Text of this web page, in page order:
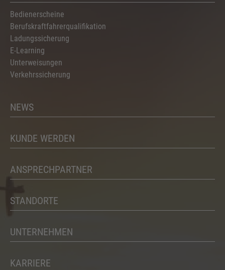
Bedienerscheine
Berufskraftfahrerqualifikation
Ladungssicherung
E-Learning
Unterweisungen
Verkehrssicherung
NEWS
KUNDE WERDEN
ANSPRECHPARTNER
STANDORTE
UNTERNEHMEN
KARRIERE